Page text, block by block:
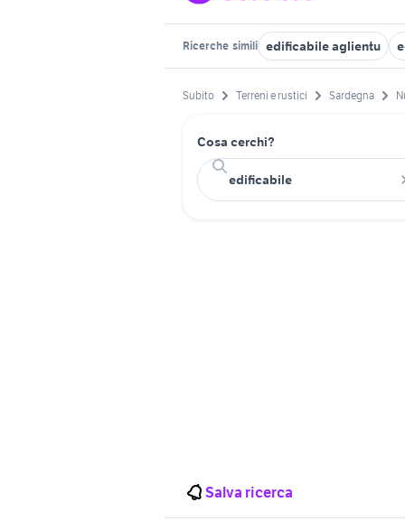
Ricerche simili edificabile aglientu
Subito Terreni e rustici Sardegna
Cosa cerchi?
Salva ricerca